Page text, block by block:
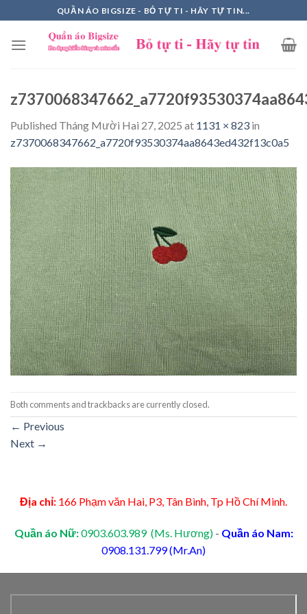
to
content
QUẦN ÁO BIGSIZE - BỎ TỰ TI - HÃY TỰ TIN...
Published Tháng Mười Hai 27, 2025 at 1131 × 823 in
z7370068347662_a7720f93530374aa8643ed432f13c0a5
Both comments and trackbacks are currently closed.
← Previous
Next →
Địa chỉ: 166 Phạm văn Hai, P3, Tân Bình, Tp Hồ Chí Minh.
Quần áo Nữ:0903.603.989 (Ms. Hương) - Quần áo Nam:
0908.131.799 (Mr.An)